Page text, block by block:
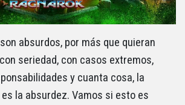
absurdos, por más que quieran
seriedad, con casos extremos,
y cuanta cosa, la
la absurdez. Vamos si esto es